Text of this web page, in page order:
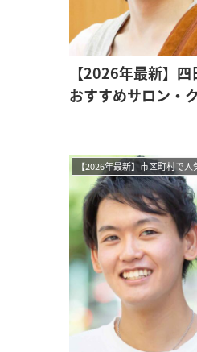
【2026年最新】
おすすめサロン・